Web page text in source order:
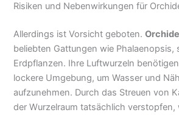
Risiken und Nebenwirkungen für
Allerdings ist Vorsicht geboten.
beliebten Gattungen wie Phalaenopsis,
Erdpflanzen. Ihre Luftwurzeln
lockere Umgebung, um Wasser und
aufzunehmen. Durch das Streuen von
der Wurzelraum tatsächlich verstopfen,